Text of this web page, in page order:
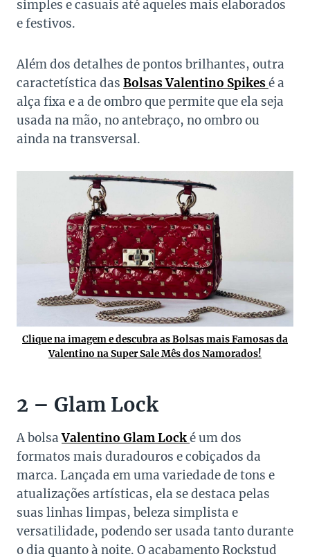
simples e casuais até aqueles mais elaborados
e festivos.
Além dos detalhes de pontos brilhantes, outra
caractetística das Bolsas Valentino Spikesé a
alça fixa e a de ombro que permite que ela seja
usada na mão, no antebraço, no ombro ou
ainda na transversal.
Clique na imagem e descubra as Bolsas mais Famosas da
Valentino na Super Sale Mês dos Namorados!
2 – Glam Lock
A bolsaValentino Glam Locké um dos
formatos mais duradouros e cobiçados da
marca. Lançada em uma variedade de tons e
atualizações artísticas, ela se destaca pelas
suas linhas limpas, beleza simplista e
versatilidade, podendo ser usada tanto durante
o dia quanto à noite. O acabamento Rockstud